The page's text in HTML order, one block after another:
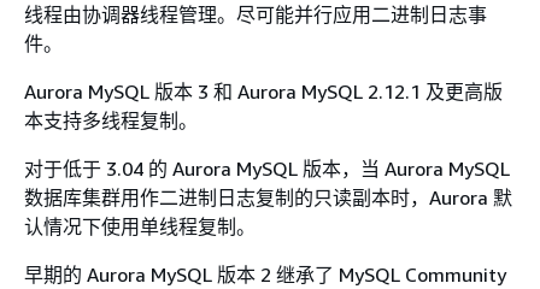
线程由协调器线程管理。尽可能并行应用二进制日志事
件。
Aurora MySQL 版本 3 和 Aurora MySQL 2.12.1 及更高版
本支持多线程复制。
对于低于 3.04 的 Aurora MySQL 版本，当 Aurora MySQL
数据库集群用作二进制日志复制的只读副本时，Aurora 默
认情况下使用单线程复制。
早期的 Aurora MySQL 版本 2 继承了 MySQL Community